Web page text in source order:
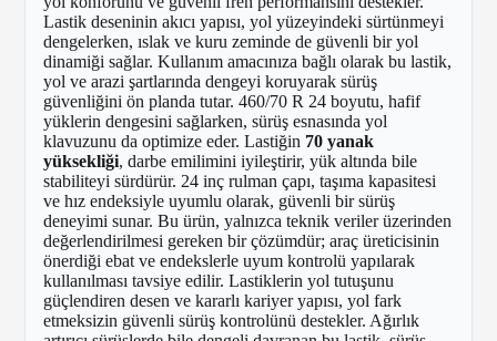
Lastik deseninin akıcı yapısı, yol yüzeyindeki sürtünmeyi
dengelerken, ıslak ve kuru zeminde de güvenli bir yol
dinamiği sağlar. Kullanım amacınıza bağlı olarak bu lastik,
yol ve arazi şartlarında dengeyi koruyarak sürüş
güvenliğini ön planda tutar. 460/70 R 24 boyutu, hafif
yüklerin dengesini sağlarken, sürüş esnasında yol
klavuzunu da optimize eder. Lastiğin 70 yanak
yüksekliği, darbe emilimini iyileştirir, yük altında bile
stabiliteyi sürdürür. 24 inç rulman çapı, taşıma kapasitesi
ve hız endeksiyle uyumlu olarak, güvenli bir sürüş
deneyimi sunar. Bu ürün, yalnızca teknik veriler üzerinden
değerlendirilmesi gereken bir çözümdür; araç üreticisinin
önerdiği ebat ve endekslerle uyum kontrolü yapılarak
kullanılması tavsiye edilir. Lastiklerin yol tutuşunu
güçlendiren desen ve kararlı kariyer yapısı, yol fark
etmeksizin güvenli sürüş kontrolünü destekler. Ağırlık